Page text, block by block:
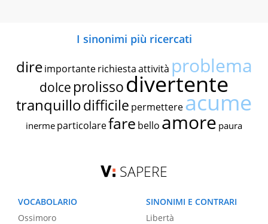
I sinonimi più ricercati
dire importante richiestaattività problema
dolce prolissodivertente
tranquillodifficile permettereacume
inerme particolarefare bello amore paura
SAPERE
VOCABOLARIO
Ossimoro
SINONIMI E CONTRARI
Libertà